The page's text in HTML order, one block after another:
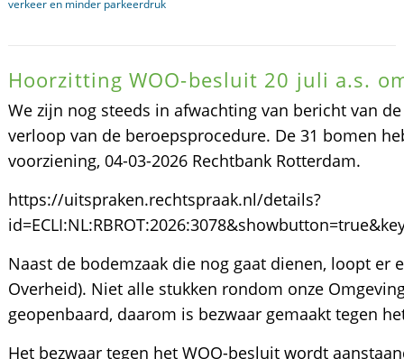
verkeer en minder parkeerdruk
Hoorzitting WOO-besluit 20 juli a.s.
We zijn nog steeds in afwachting van bericht van
verloop van de beroepsprocedure. De 31 bomen
voorziening, 04-03-2026 Rechtbank Rotterdam.
https://uitspraken.rechtspraak.nl/details?
Naast de bodemzaak die nog gaat dienen, loopt er
Overheid). Niet alle stukken rondom onze
geopenbaard, daarom is bezwaar gemaakt tegen
Het bezwaar tegen het WOO-besluit wordt